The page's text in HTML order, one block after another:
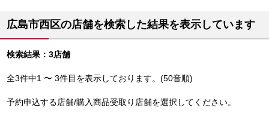
広島市西区の店舗を検索した結果を表示しています
検索結果：3店舗
全3件中1 〜 3件目を表示しております。(50音順)
予約申込する店舗/購入商品受取り店舗を選択してください。